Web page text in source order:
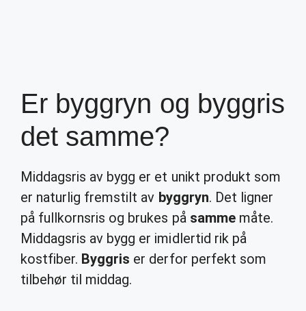
Er byggryn og byggris
det samme?
Middagsris av bygg er et unikt produkt som
er naturlig fremstilt av byggryn. Det ligner
på fullkornsris og brukes på sammemåte.
Middagsris av bygg er imidlertid rik på
kostfiber. Byggris er derfor perfekt som
tilbehør til middag.